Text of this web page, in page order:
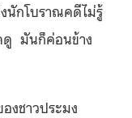
นักโบราณคดีไม่รู้
ดู มันก็ค่อนข้าง
งชาวประมง